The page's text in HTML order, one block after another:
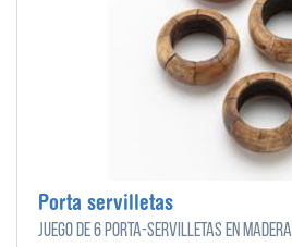
Porta servilletas
Juego de 6 porta-servilletas en madera